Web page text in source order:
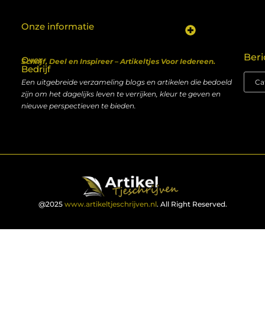
Over
Bedrijf
Schrijf, Deel en Inspireer – Artikeltjes Voor Iedereen.
Een uitgebreide verzameling blogs en artikelen die bedoeld
zijn om het dagelijks leven te verrijken, kleur te geven en
nieuwe perspectieven te bieden.
Onze informatie
@2025 www.artikeltjeschrijven.nl. All Right Reserved.